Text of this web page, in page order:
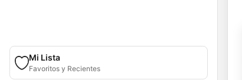
Mi Lista
Favoritos y Recientes